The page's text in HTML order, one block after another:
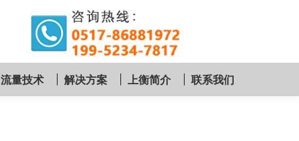
流量技术 解决方案 上衡简介 联系我们